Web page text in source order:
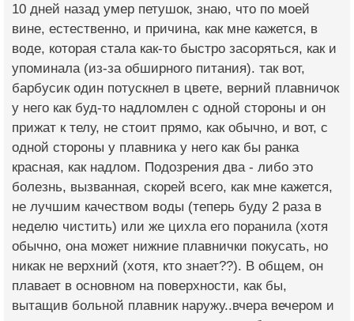
10 дней назад умер петушок, знаю, что по моей
вине, естественно, и причина, как мне кажется, в
воде, которая стала как-то быстро засоряться, как и
упоминала (из-за обширного питания). так вот,
барбусик один потускнел в цвете, верний плавничок
у него как буд-то надломлен с одной стороны и он
прижат к телу, не стоит прямо, как обычно, и вот, с
одной стороны у плавника у него как бы ранка
красная, как надлом. Подозрения два - либо это
болезнь, вызванная, скорей всего, как мне кажется,
не лучшим качеством воды (теперь буду 2 раза в
неделю чистить) или же цихла его поранила (хотя
обычно, она может нижние плавнички покусать, но
никак не верхний (хотя, кто знает??). В общем, он
плавает в основном на поверхности, как бы,
вытащив больной плавник наружу..вчера вечером и